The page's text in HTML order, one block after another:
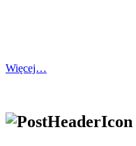
Więcej…